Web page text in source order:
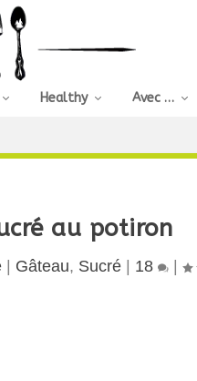
Healthy Avec …
au potiron
| Gâteau, Sucré| 18 |